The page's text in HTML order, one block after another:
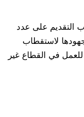
التقديم على عدد
لاستقطاب
للعمل في القطاع غير